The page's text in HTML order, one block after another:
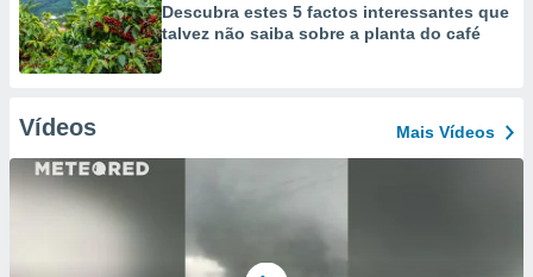
Descubra estes 5 factos interessantes que
talvez não saiba sobre a planta do café
Vídeos Mais Vídeos